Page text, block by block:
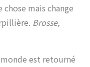
mais change
Brosse,
est retourné